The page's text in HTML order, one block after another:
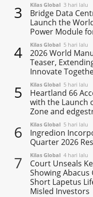
3 Kilas Global 3 hari lalu
Bridge Data
Launch the
Power Module
4 Kilas Global 5 hari lalu
2026 World
Teaser,
Innovate
5 Kilas Global 5 hari lalu
Heartland 66
with the Launch
Zone and
6 Kilas Global 5 hari lalu
Ingredion
Quarter 2026
7 Kilas Global 4 hari lalu
Court Unseals
Showing
Short Lapetus
Misled Investors